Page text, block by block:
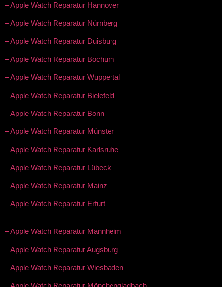
– Apple Watch Reparatur Hannover
– Apple Watch Reparatur Nürnberg
– Apple Watch Reparatur Duisburg
– Apple Watch Reparatur Bochum
– Apple Watch Reparatur Wuppertal
– Apple Watch Reparatur Bielefeld
– Apple Watch Reparatur Bonn
– Apple Watch Reparatur Münster
– Apple Watch Reparatur Karlsruhe
– Apple Watch Reparatur Lübeck
– Apple Watch Reparatur Mainz
– Apple Watch Reparatur Erfurt
– Apple Watch Reparatur Mannheim
– Apple Watch Reparatur Augsburg
– Apple Watch Reparatur Wiesbaden